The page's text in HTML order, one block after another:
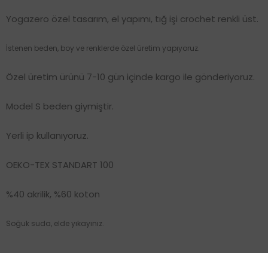
Yogazero özel tasarım, el yapımı, tığ işi crochet renkli üst.
İstenen beden, boy ve renklerde özel üretim yapıyoruz.
Özel üretim ürünü 7-10 gün içinde kargo ile gönderiyoruz.
Model S beden giymiştir.
Yerli ip kullanıyoruz.
OEKO-TEX STANDART 100
%40 akrilik, %60 koton
Soğuk suda, elde yıkayınız.